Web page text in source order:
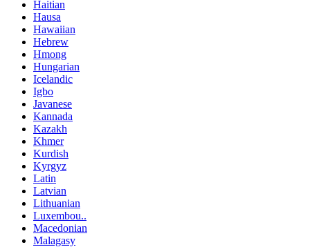
Haitian
Hausa
Hawaiian
Hebrew
Hmong
Hungarian
Icelandic
Igbo
Javanese
Kannada
Kazakh
Khmer
Kurdish
Kyrgyz
Latin
Latvian
Lithuanian
Luxembou..
Macedonian
Malagasy